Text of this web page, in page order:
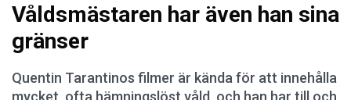
Våldsmästaren har även han sina
gränser
Quentin Tarantinos filmer är kända för att innehålla
mycket, ofta hämningslöst våld, och han har till och